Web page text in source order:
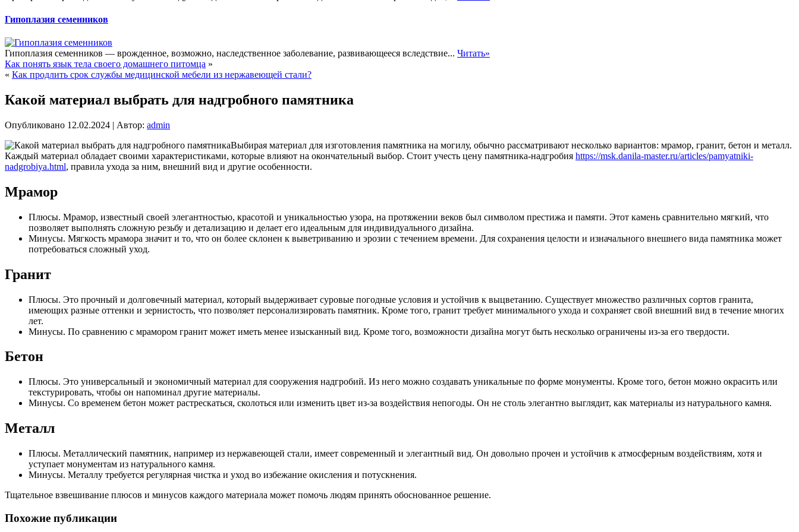
Гипоплазия семенников
Гипоплазия семенников — врожденное, возможно, наследственное заболевание, развивающееся вследствие... Читать»
Как понять язык тела своего домашнего питомца »
« Как продлить срок службы медицинской мебели из нержавеющей стали?
Какой материал выбрать для надгробного памятника
Опубликовано 12.02.2024 | Автор: admin
Выбирая материал для изготовления памятника на могилу, обычно рассматривают несколько вариантов: мрамор, гранит, бетон и металл.
Каждый материал обладает своими характеристиками, которые влияют на окончательный выбор. Стоит учесть цену памятника-надгробия https://msk.danila-master.ru/articles/pamyatniki-
nadgrobiya.html, правила ухода за ним, внешний вид и другие особенности.
Мрамор
Плюсы. Мрамор, известный своей элегантностью, красотой и уникальностью узора, на протяжении веков был символом престижа и памяти. Этот камень сравнительно мягкий, что
позволяет выполнять сложную резьбу и детализацию и делает его идеальным для индивидуального дизайна.
Минусы. Мягкость мрамора значит и то, что он более склонен к выветриванию и эрозии с течением времени. Для сохранения целости и изначального внешнего вида памятника может
потребоваться сложный уход.
Гранит
Плюсы. Это прочный и долговечный материал, который выдерживает суровые погодные условия и устойчив к выцветанию. Существует множество различных сортов гранита,
имеющих разные оттенки и зернистость, что позволяет персонализировать памятник. Кроме того, гранит требует минимального ухода и сохраняет свой внешний вид в течение многих
лет.
Минусы. По сравнению с мрамором гранит может иметь менее изысканный вид. Кроме того, возможности дизайна могут быть несколько ограничены из-за его твердости.
Бетон
Плюсы. Это универсальный и экономичный материал для сооружения надгробий. Из него можно создавать уникальные по форме монументы. Кроме того, бетон можно окрасить или
текстурировать, чтобы он напоминал другие материалы.
Минусы. Со временем бетон может растрескаться, сколоться или изменить цвет из-за воздействия непогоды. Он не столь элегантно выглядит, как материалы из натурального камня.
Металл
Плюсы. Металлический памятник, например из нержавеющей стали, имеет современный и элегантный вид. Он довольно прочен и устойчив к атмосферным воздействиям, хотя и
уступает монументам из натурального камня.
Минусы. Металлу требуется регулярная чистка и уход во избежание окисления и потускнения.
Тщательное взвешивание плюсов и минусов каждого материала может помочь людям принять обоснованное решение.
Похожие публикации